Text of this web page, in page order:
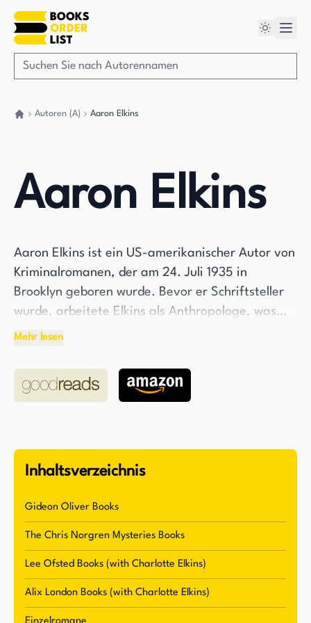
Autoren (A) Aaron Elkins
Aaron Elkins
Aaron Elkins ist ein US-amerikanischer Autor von
Kriminalromanen, der am 24. Juli 1935 in
Brooklyn geboren wurde. Bevor er Schriftsteller
wurde, arbeitete Elkins als Anthropologe, was
sich in seiner Hauptfigur, dem forensischen
der "Skelettdetektiv", widerspiegelt. Elkins
wurde für seine Arbeit mit Lob überhäuft,
Serie, "Old Bones".
Welt und ist vor allem für die Gideon-Oliver-
Serie und die Chris-Norgren-Serie bekannt.
Seine Arbeit wird hoch geschätzt und er hat
zahlreiche Auszeichnungen erhalten, darunter
Mehr lesen
Inhaltsverzeichnis
Gideon Oliver Books
The Chris Norgren Mysteries Books
Lee Ofsted Books (with Charlotte Elkins)
Alix London Books (with Charlotte Elkins)